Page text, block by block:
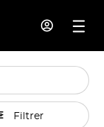
Filtrer